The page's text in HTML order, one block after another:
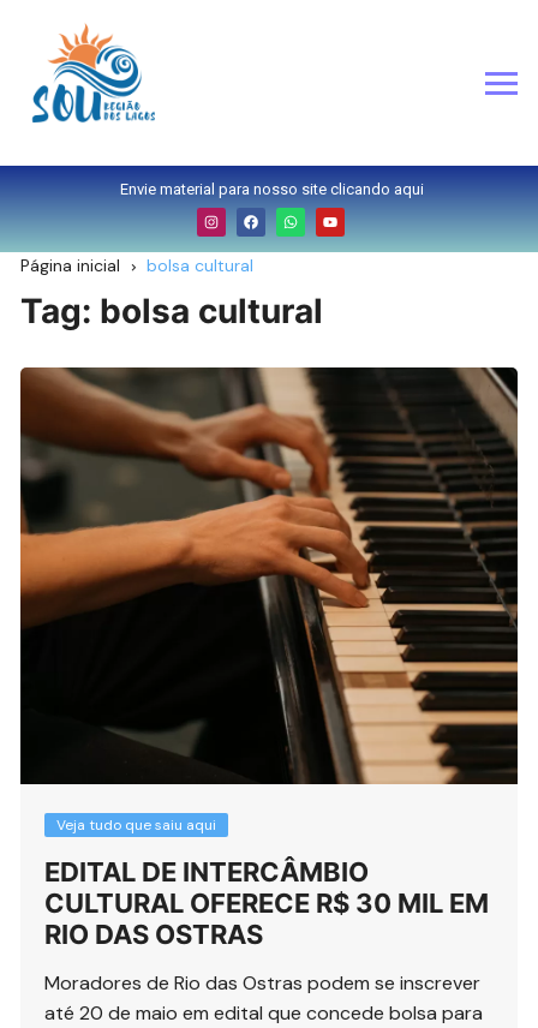
Envie material para nosso site clicando aqui
Página inicial bolsa cultural
Tag: bolsa cultural
Veja tudo que saiu aqui
EDITAL DE INTERCÂMBIO
CULTURAL OFERECE R$ 30 MIL EM
RIO DAS OSTRAS
Moradores de Rio das Ostras podem se inscrever
até 20 de maio em edital que concede bolsa para